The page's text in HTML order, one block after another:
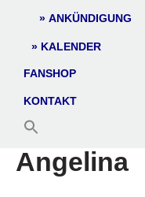
ANKÜNDIGUNG
KALENDER
FANSHOP
KONTAKT
Angelina